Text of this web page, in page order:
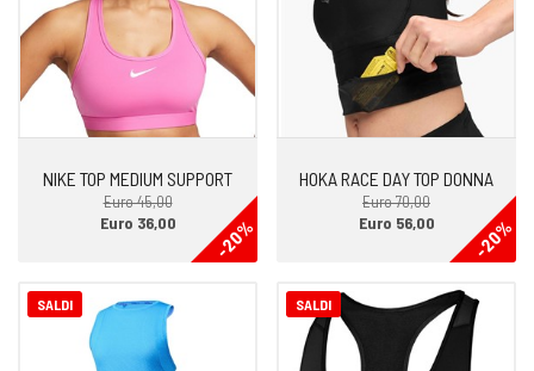
NIKE TOP MEDIUM SUPPORT
Euro 45,00
-20%
Euro 36,00
HOKA RACE DAY TOP DONNA
Euro 70,00
-20%
Euro 56,00
SALDI SALDI